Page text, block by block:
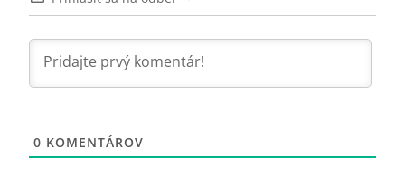
0 KOMENTÁROV